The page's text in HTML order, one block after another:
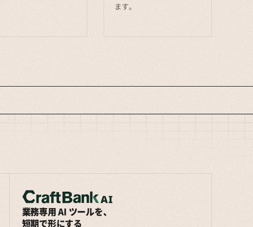
ます。
業務専用 AI ツールを、
短期で形にする